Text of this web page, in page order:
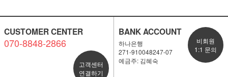
CUSTOMER CENTER
070-8848-2866
고객센터
연결하기
BANK ACCOUNT
하나은행
271-910048247-07
예금주: 김혜숙
비회원
1:1 문의